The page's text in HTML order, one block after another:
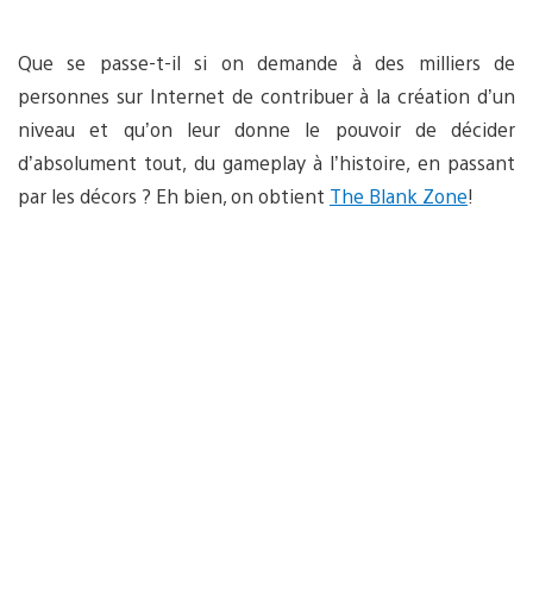
Que se passe-t-il si on demande à des milliers de
personnes sur Internet de contribuer à la création d’un
niveau et qu’on leur donne le pouvoir de décider
d’absolument tout, du gameplay à l’histoire, en passant
par les décors ? Eh bien, on obtient The Blank Zone!